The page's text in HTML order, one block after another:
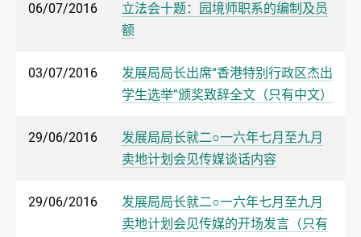
06/07/2016
立法会十题：园境师职系的编制及员
额
03/07/2016
发展局局长出席“香港特别行政区杰出
学生选举”颁奖致辞全文（只有中文）
29/06/2016
发展局局长就二○一六年七月至九月
卖地计划会见传媒谈话内容
29/06/2016
发展局局长就二○一六年七月至九月
卖地计划会见传媒的开场发言（只有